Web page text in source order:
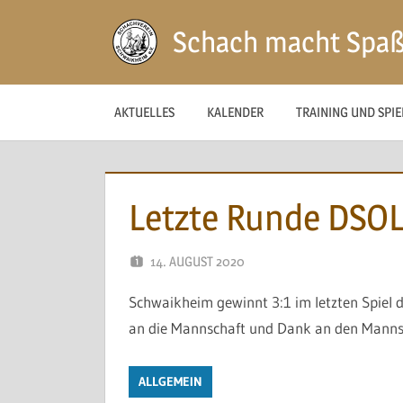
Schach macht
AKTUELLES KALENDER TRAINING UND
Letzte Runde
14. AUGUST 2020
Schwaikheim gewinnt 3:1 im letzten Spiel
an die Mannschaft und Dank an den
ALLGEMEIN